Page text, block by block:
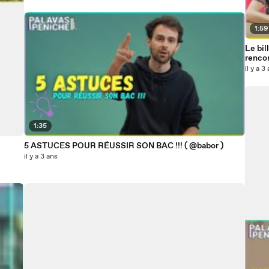
1:35
5 ASTUCES POUR RÉUSSIR SON BAC !!! ( @babor )
il y a 3 ans
1:59
Le
il y a 3